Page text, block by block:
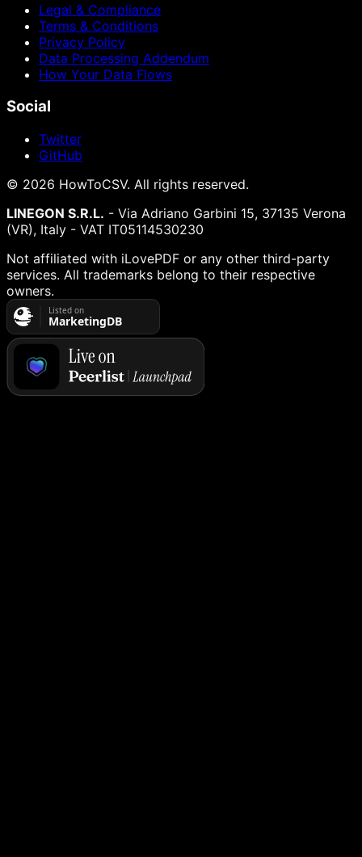
Legal & Compliance
Terms & Conditions
Privacy Policy
Data Processing Addendum
How Your Data Flows
Social
Twitter
GitHub
© 2026 HowToCSV. All rights reserved.
LINEGON S.R.L. - Via Adriano Garbini 15, 37135 Verona
(VR), Italy - VAT IT05114530230
Not affiliated with iLovePDF or any other third-party
services. All trademarks belong to their respective
owners.